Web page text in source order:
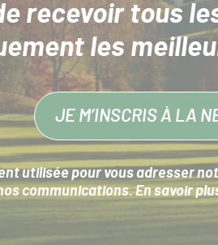
recevoir tous
les
JE M’INSCRIS À LA
utilisée pour vous adresser
communications. En savoir